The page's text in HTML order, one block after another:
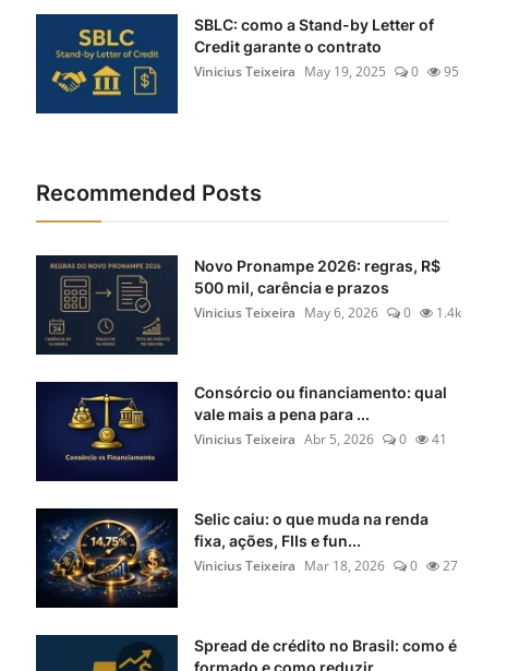
SBLC: como a Stand-by Letter of
Credit garante o contrato
Vinicius Teixeira May 19, 2025 0 95
Recommended Posts
Novo Pronampe 2026: regras, R$
500 mil, carência e prazos
Vinicius Teixeira May 6, 2026 0 1.4k
Consórcio ou financiamento: qual
vale mais a pena para ...
Vinicius Teixeira Abr 5, 2026 0 41
Selic caiu: o que muda na renda
fixa, ações, FIIs e fun...
Vinicius Teixeira Mar 18, 2026 0 27
Spread de crédito no Brasil: como é
formado e como reduzir